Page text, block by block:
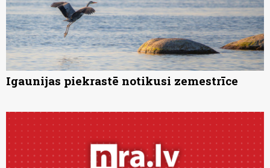
Igaunijas piekrastē notikusi zemestrīce